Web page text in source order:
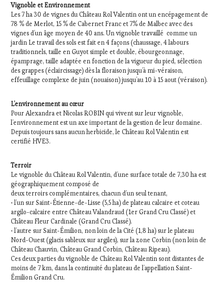
Vignoble et Environnement
Les 7 ha 30 de vignes du Château Rol Valentin ont un encépagement de
78 % de Merlot, 15 % de Cabernet Franc et 7% de Malbec avec des
vignes d’un âge moyen de 40 ans. Un vignoble travaillé comme un
jardin Le travail des sols est fait en 4 façons (chaussage, 4 labours
traditionnels, taille en Guyot simple et double, ébourgeonnage,
épamprage, taille adaptée en fonction de la vigueur du pied, sélection
des grappes (éclaircissage) dès la floraison jusqu’à mi-véraison,
effeuillage complexe de juin (nouaison) jusqu’au 10 à 15 aout (véraison).
L’environnement au cœur
Pour Alexandra et Nicolas ROBIN qui vivent sur leur vignoble,
l’environnement est un axe important de la gestion de leur domaine.
Depuis toujours sans aucun herbicide, le Château Rol Valentin est
certifié HVE3.
Terroir
Le vignoble du Château Rol Valentin, d’une surface totale de 7,30 ha est
géographiquement composé de
deux terroirs complémentaires, chacun d’un seul tenant,
• l’un sur Saint-Étienne-de-Lisse (5,5 ha) de plateau calcaire et coteau
argilo-calcaire entre Château Valandraud (1er Grand Cru Classé) et
Château Fleur Cardinale (Grand Cru Classé).
• l’autre sur Saint-Émilion, non loin de la Cité (1,8 ha) sur le plateau
Nord-Ouest (glacis sableux sur argiles), sur la zone Corbin (non loin de
Château Chauvin, Château Grand Corbin, Château Ripeau).
Ces deux parties du vignoble de Château Rol Valentin sont distantes de
moins de 7 km, dans la continuité du plateau de l’appellation Saint-
Émilion Grand Cru.